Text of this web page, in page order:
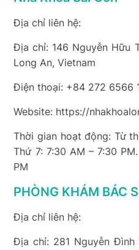
Địa chỉ liên hệ:
Địa chỉ: 146 Nguyễn Hữu
Long An, Vietnam
Điện thoại: +84 272 6566
Website: https://
Thời gian hoạt động: Từ
Thứ 7: 7:30 AM – 7:30
PM
PHÒNG KHÁM BÁC
Địa chỉ liên hệ:
Địa chỉ: 281 Nguyễn Đình